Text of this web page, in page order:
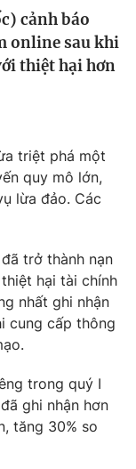
cảnh báo
online sau khi
thiệt hại hơn
triệt phá một
quy mô lớn,
lừa đảo. Các
trở thành nạn
hại tài chính
nhất ghi nhận
cung cấp thông
trong quý I
ghi nhận hơn
tăng 30% so